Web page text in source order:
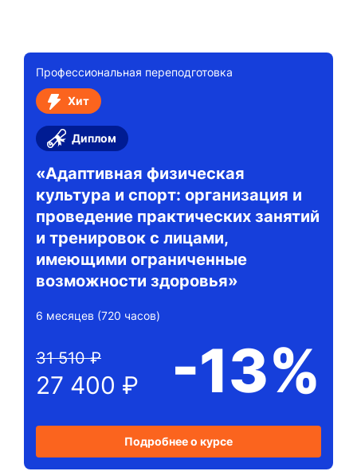
Профессиональная переподготовка
Хит
Диплом
«Адаптивная физическая
культура и спорт: организация и
проведение практических занятий
и тренировок с лицами,
имеющими ограниченные
возможности здоровья»
6 месяцев (720 часов)
27 400 ₽
31 510 ₽ -13%
Подробнее о курсе